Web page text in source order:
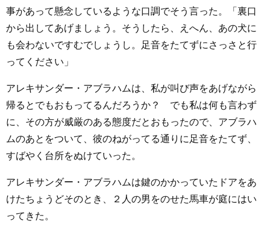
事があって懸念しているような口調でそう言った。「裏口
から出してあげましょう。そうしたら、えへん、あの犬に
も会わないですむでしょうし。足音をたてずにさっさと行
ってください」
アレキサンダー・アブラハムは、私が叫び声をあげながら
帰るとでもおもってるんだろうか？ でも私は何も言わず
に、その方が威厳のある態度だとおもったので、アブラハ
ムのあとをついて、彼のねがってる通りに足音をたてず、
すばやく台所をぬけていった。
アレキサンダー・アブラハムは鍵のかかっていたドアをあ
けたちょうどそのとき、２人の男をのせた馬車が庭にはい
ってきた。